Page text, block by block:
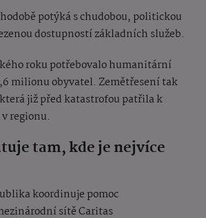
potýká s chudobou, politickou
dostupností základních služeb.
roku potřebovalo humanitární
milionu obyvatel. Zemětřesení tak
již před katastrofou patřila k
regionu.
tam, kde je nejvíce
koordinuje pomoc
sítě Caritas